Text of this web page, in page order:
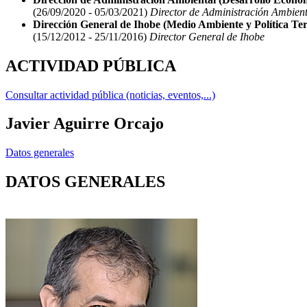
(26/09/2020 - 05/03/2021) Director de Administración
Dirección General de Ihobe (Medio Ambiente y Política
(15/12/2012 - 25/11/2016) Director General de Ihobe
ACTIVIDAD PÚBLICA
Consultar actividad pública (noticias, eventos,...)
Javier Aguirre Orcajo
Datos generales
DATOS GENERALES